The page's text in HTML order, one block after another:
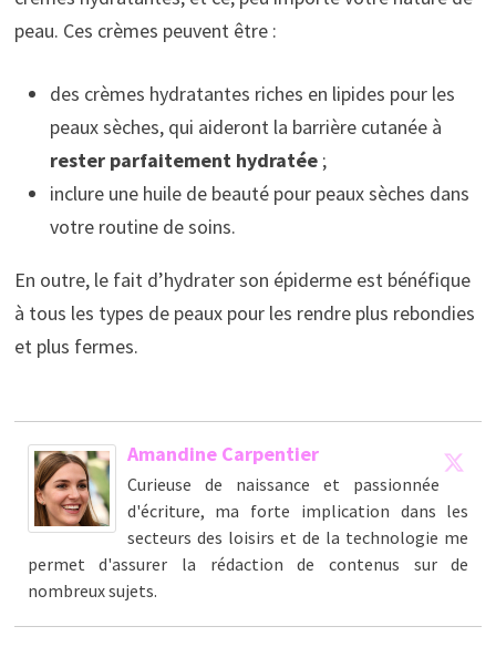
peau. Ces crèmes peuvent être :
des crèmes hydratantes riches en lipides pour les
peaux sèches, qui aideront la barrière cutanée à
rester parfaitement hydratée;
inclure une huile de beauté pour peaux sèches dans
votre routine de soins.
En outre, le fait d’hydrater son épiderme est bénéfique
à tous les types de peaux pour les rendre plus rebondies
et plus fermes.
Amandine Carpentier
Curieuse de naissance et passionnée
d'écriture, ma forte implication dans les
secteurs des loisirs et de la technologie me
permet d'assurer la rédaction de contenus sur de
nombreux sujets.